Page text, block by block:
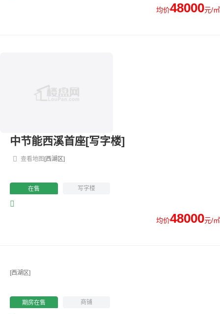
均价48000元/㎡
中节能西溪首座[写字楼]
[西湖区]
查看地图
在售 写字楼
均价48000元/㎡
[西湖区]
期房在售 商铺